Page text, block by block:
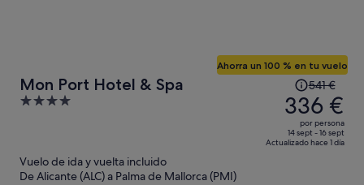
Mon Port Hotel & Spa
4
5
Ahorra un 100 % en tu vuelo
precio
era
de
541 €,
541 €
336 €
por persona
14 sept - 16 sept
Actualizado hace 1 día
Vuelo de ida y vuelta incluido
De Alicante (ALC) a Palma de Mallorca (PMI)